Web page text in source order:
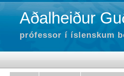
Aðalheiður
prófessor í íslenskum